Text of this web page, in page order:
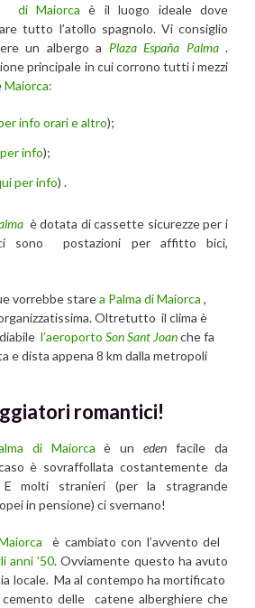
di Maiorca è il luogo ideale dove
tutto l’atollo spagnolo. Vi consiglio
un albergo a Plaza España Palma.
principale in cui corrono tutti i mezzi
Maiorca:
info orari e altro);
info);
per info) .
è dotata di cassette sicurezze per i
sono postazioni per affitto bici,
vorrebbe starea Palma di Maiorca ,
Oltretutto il clima è
l’aeroporto Son Sant Joanche fa
e dista appena 8 km dalla metropoli
romantici!
di Maiorca è unedenfacile da
è sovraffollata costantemente da
molti stranieri (per la stragrande
in pensione) ci svernano!
è cambiato con l’avvento del
anni ’50. Ovviamente questo ha avuto
locale. Ma al contempo ha mortificato
delle catene alberghiere che